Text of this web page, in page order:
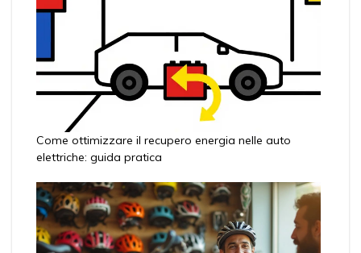
Come ottimizzare il recupero energia nelle auto
elettriche: guida pratica